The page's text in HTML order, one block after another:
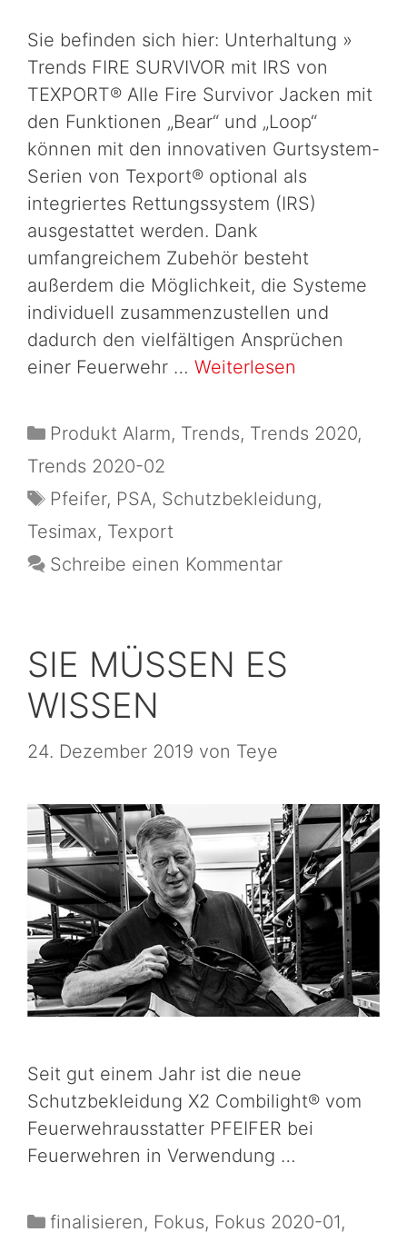
Sie befinden sich hier: Unterhaltung »
Trends FIRE SURVIVOR mit IRS von
TEXPORT® Alle Fire Survivor Jacken mit
den Funktionen „Bear“ und „Loop“
können mit den innovativen Gurtsystem-
Serien von Texport® optional als
integriertes Rettungssystem (IRS)
ausgestattet werden. Dank
umfangreichem Zubehör besteht
außerdem die Möglichkeit, die Systeme
individuell zusammenzustellen und
dadurch den vielfältigen Ansprüchen
einer Feuerwehr … Weiterlesen
Produkt Alarm, Trends, Trends 2020,
Trends 2020-02
Pfeifer, PSA, Schutzbekleidung,
Tesimax, Texport
Schreibe einen Kommentar
SIE MÜSSEN ES
WISSEN
24. Dezember 2019 von Teye
Seit gut einem Jahr ist die neue
Schutzbekleidung X2 Combilight® vom
Feuerwehrausstatter PFEIFER bei
Feuerwehren in Verwendung …
finalisieren, Fokus, Fokus 2020-01,